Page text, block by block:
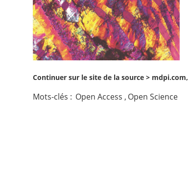
Contact
Nous suivre
Continuer sur le site de la source > mdpi.com,
Mots-clés : Open Access , Open Science